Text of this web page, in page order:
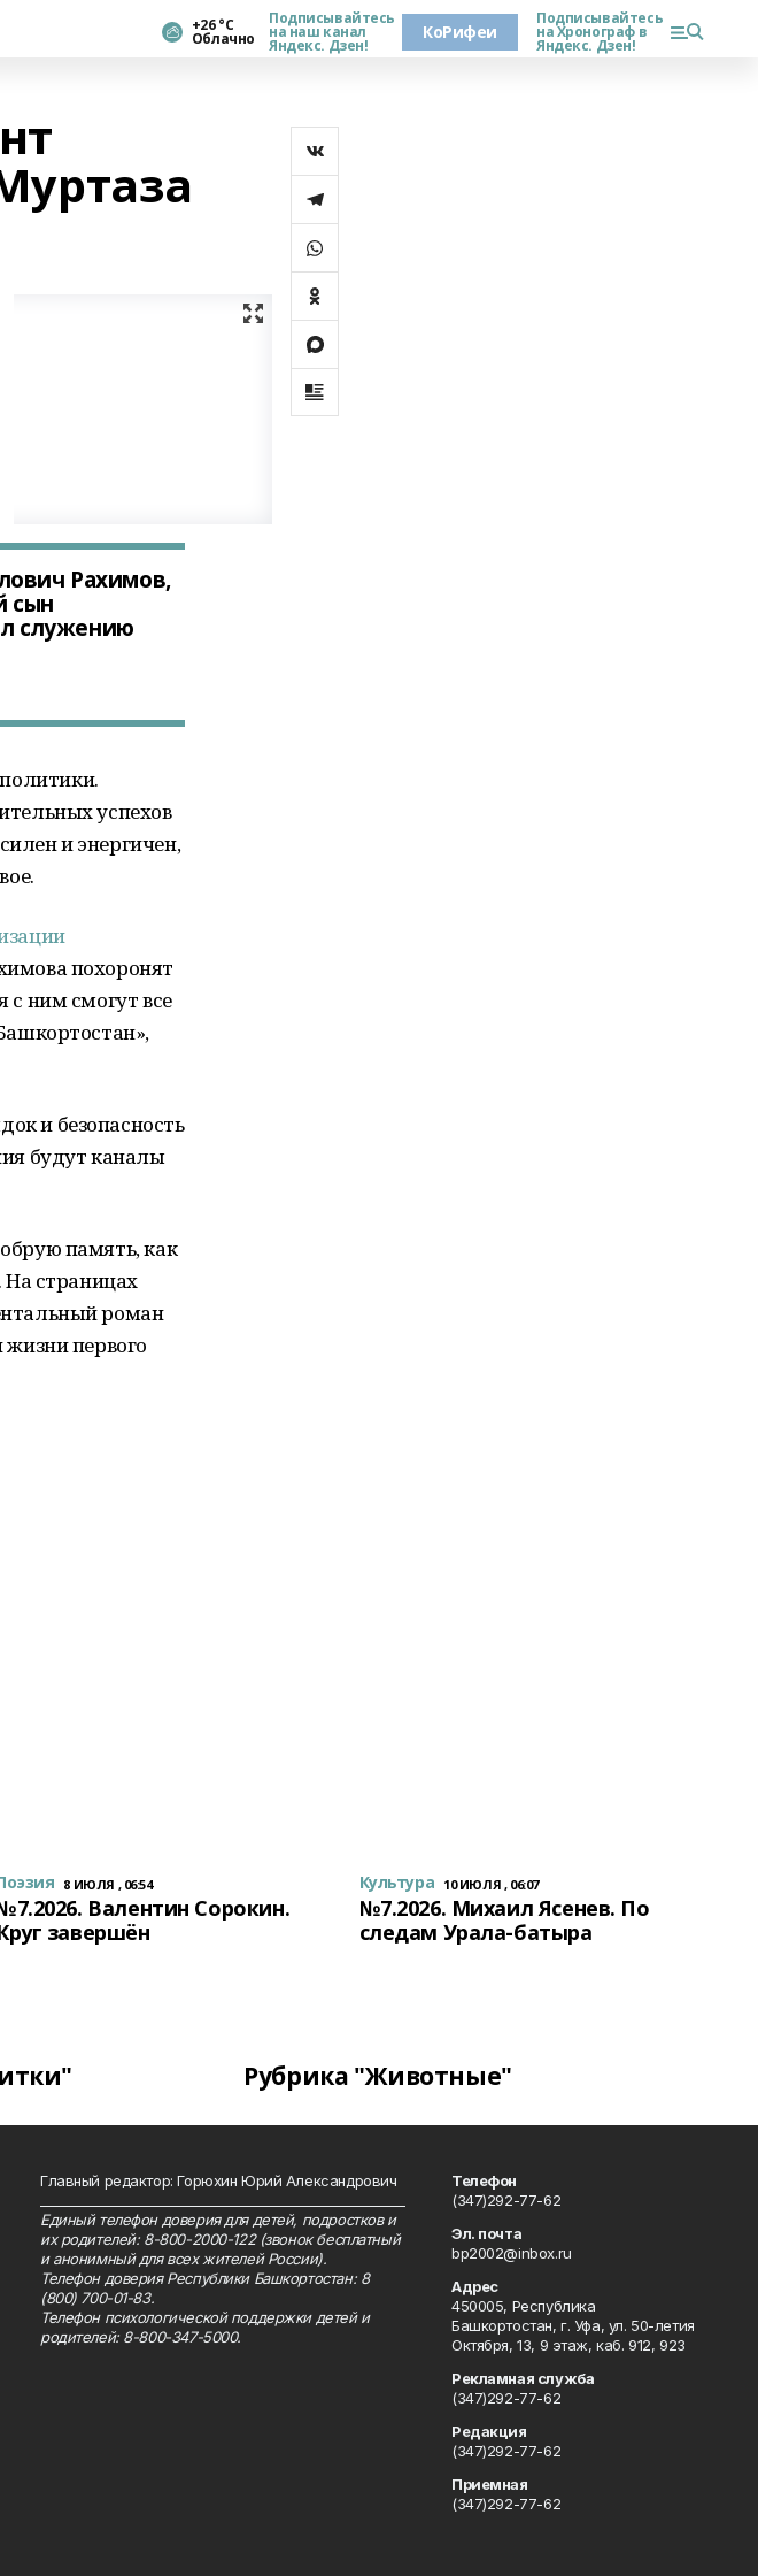
+26 °С
Облачно
Подписывайтесь
на наш канал
Яндекс. Дзен!
КоРифеи
Подписывайтесь
на Хронограф в
Яндекс. Дзен!
Рахимов,
сын
служению
успехов
и энергичен,
похоронят
с ним смогут все
и безопасность
будут каналы
память, как
На страницах
роман
первого
8 ИЮЛЯ , 06:54
Валентин Сорокин.
завершён
Культура 10 ИЮЛЯ , 06:07
№7.2026. Михаил Ясенев. По
следам Урала-батыра
Рубрика "Животные"
Главный редактор: Горюхин Юрий Александрович
Единый телефон доверия для детей, подростков и
их родителей: 8-800-2000-122 (звонок бесплатный
и анонимный для всех жителей России).
Телефон доверия Республики Башкортостан: 8
(800) 700-01-83.
Телефон психологической поддержки детей и
родителей: 8-800-347-5000.
Телефон
(347)292-77-62
Эл. почта
bp2002@inbox.ru
Адрес
450005, Республика
Башкортостан, г. Уфа, ул. 50-летия
Октября, 13, 9 этаж, каб. 912, 923
Рекламная служба
(347)292-77-62
Редакция
(347)292-77-62
Приемная
(347)292-77-62